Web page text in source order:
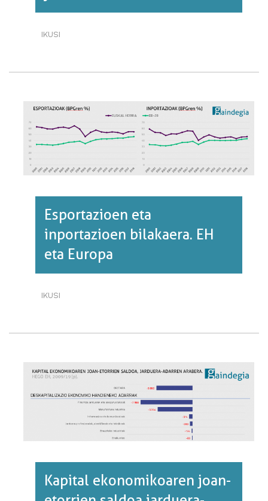
IKUSI
JARDUERA
BURUZ
Esportazioen eta
inportazioen bilakaera. EH
eta Europa
IKUSI
BILAKAERA.
EUROPA·RI
Kapital ekonomikoaren joan-